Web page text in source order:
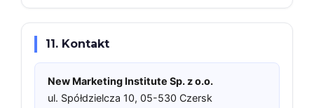
11. Kontakt
New Marketing Institute Sp. z o.o.
ul. Spółdzielcza 10, 05-530 Czersk